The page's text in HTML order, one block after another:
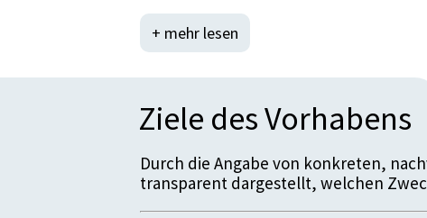
Hilfeleistung bei
Umfangs befähigt sein,
Bundesheer muss auf der Grundlage
des Wehrdienstberichtes, des
die zukünftigen Herausforderungen
Assistenzeinsätze ist anzustreben,
• in der Österreichischen
Sicherheitskonzept in der neuen
+ mehr lesen
Ziele des Vorhabens
Durch die Angabe von konkreten,
transparent dargestellt, welchen